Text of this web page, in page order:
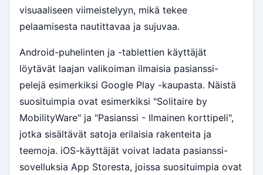
visuaaliseen viimeistelyyn, mikä tekee
pelaamisesta nautittavaa ja sujuvaa.
Android-puhelinten ja -tablettien käyttäjät
löytävät laajan valikoiman ilmaisia pasianssi-
pelejä esimerkiksi Google Play -kaupasta. Näistä
suosituimpia ovat esimerkiksi "Solitaire by
MobilityWare" ja "Pasianssi - Ilmainen korttipeli",
jotka sisältävät satoja erilaisia rakenteita ja
teemoja. iOS-käyttäjät voivat ladata pasianssi-
sovelluksia App Storesta, joissa suosituimpia ovat